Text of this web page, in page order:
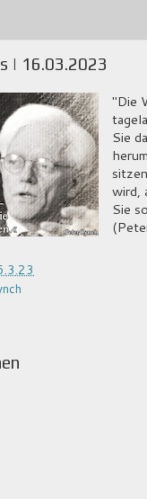
| 16.03.2023
"Die
Sie
wird,
Sie